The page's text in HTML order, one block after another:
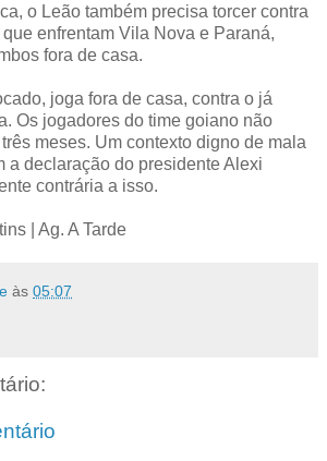
o Leão também precisa torcer contra
enfrentam Vila Nova e Paraná,
fora de casa.
joga fora de casa, contra o já
Os jogadores do time goiano não
meses. Um contexto digno de mala
a declaração do presidente Alexi
contrária a isso.
| Ag. A Tarde
às 05:07